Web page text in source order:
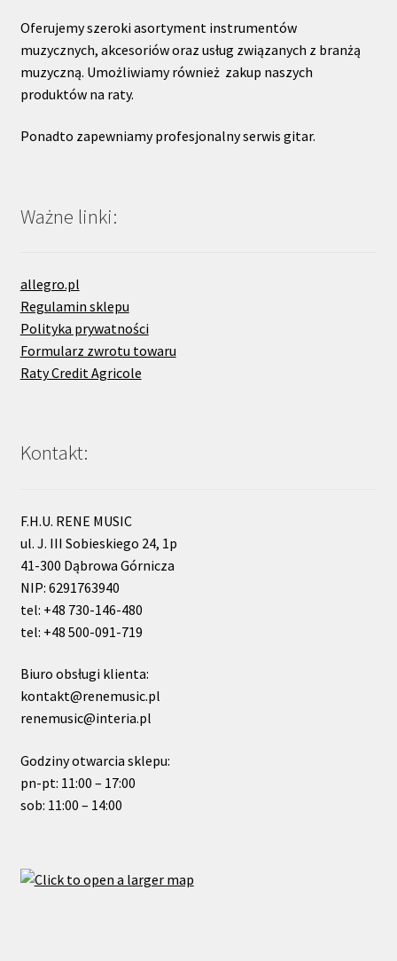
Oferujemy szeroki asortyment instrumentów
muzycznych, akcesoriów oraz usług związanych z branżą
muzyczną. Umożliwiamy również zakup naszych
produktów na raty.
Ponadto zapewniamy profesjonalny serwis gitar.
Ważne linki:
allegro.pl
Regulamin sklepu
Polityka prywatności
Formularz zwrotu towaru
Raty Credit Agricole
Kontakt:
F.H.U. RENE MUSIC
ul. J. III Sobieskiego 24, 1p
41-300 Dąbrowa Górnicza
NIP: 6291763940
tel: +48 730-146-480
tel: +48 500-091-719
Biuro obsługi klienta:
kontakt@renemusic.pl
renemusic@interia.pl
Godziny otwarcia sklepu:
pn-pt: 11:00 – 17:00
sob: 11:00 – 14:00